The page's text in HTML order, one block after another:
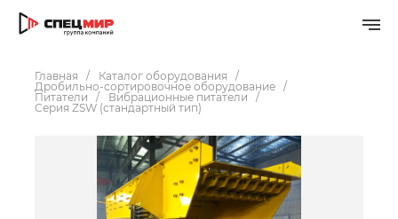
Главная
Каталог оборудования
Дробильно-сортировочное оборудование
Питатели
Вибрационные питатели
Серия ZSW (стандартный тип)